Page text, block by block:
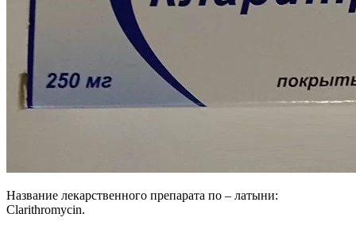
Название лекарственного препарата по – латыни:
Clarithromycin.